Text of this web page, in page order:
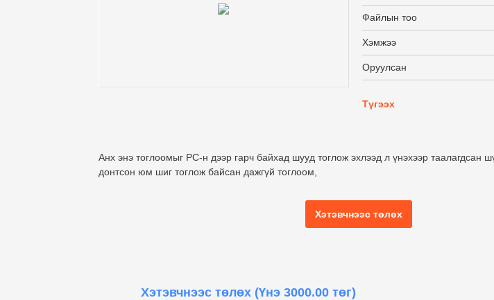
Файлын тоо
Хэмжээ
Оруулсан
Түгээх
Анх энэ тоглоомыг PC-н дээр гарч байхад шууд тоглож эхлээд л үнэхээр таалагдсан
донтсон юм шиг тоглож байсан дажгүй тоглоом,
Хэтэвчнээс төлөх
Хэтэвчнээс төлөх (Үнэ 3000.00 төг)